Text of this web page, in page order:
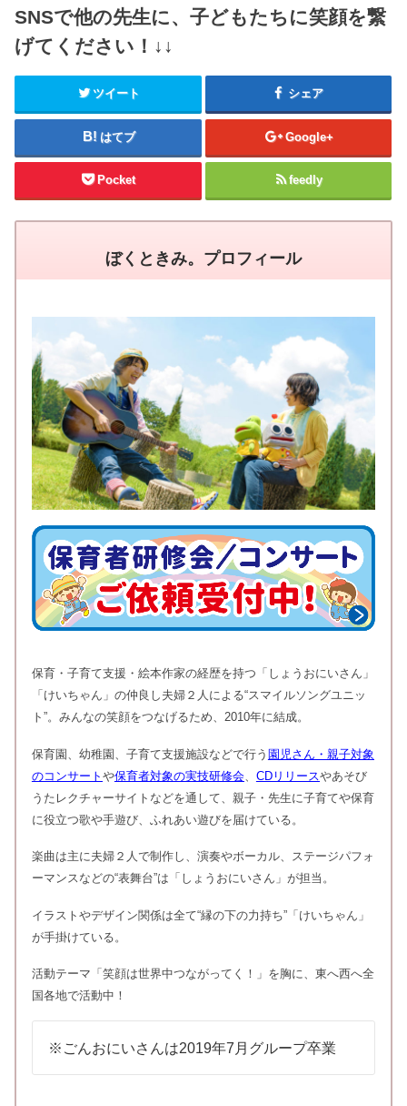
SNSで他の先生に、子どもたちに笑顔を繋
げてください！↓↓
ツイート シェア
はてブ Google+
Pocket feedly
ぼくときみ。プロフィール
保育・子育て支援・絵本作家の経歴を持つ「しょうおにいさん」
「けいちゃん」の仲良し夫婦２人による“スマイルソングユニッ
ト”。みんなの笑顔をつなげるため、2010年に結成。
保育園、幼稚園、子育て支援施設などで行う 園児さん・親子対象
のコンサート や保育者対象の実技研修会、 CDリリースやあそび
うたレクチャーサイトなどを通して、親子・先生に子育てや保育
に役立つ歌や手遊び、ふれあい遊びを届けている。
楽曲は主に夫婦２人で制作し、演奏やボーカル、ステージパフォ
ーマンスなどの“表舞台”は「しょうおにいさん」が担当。
イラストやデザイン関係は全て“縁の下の力持ち”「けいちゃん」
が手掛けている。
活動テーマ「笑顔は世界中つながってく！」を胸に、東へ西へ全
国各地で活動中！
※ごんおにいさんは2019年7月グループ卒業